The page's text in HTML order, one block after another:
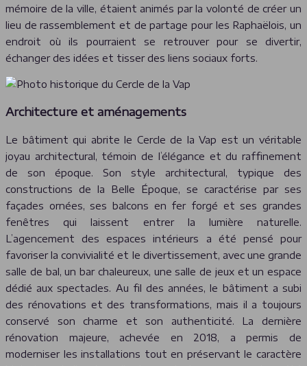
mémoire de la ville, étaient animés par la volonté de créer un
lieu de rassemblement et de partage pour les Raphaëlois, un
endroit où ils pourraient se retrouver pour se divertir,
échanger des idées et tisser des liens sociaux forts.
Architecture et aménagements
Le bâtiment qui abrite le Cercle de la Vap est un véritable
joyau architectural, témoin de l’élégance et du raffinement
de son époque. Son style architectural, typique des
constructions de la Belle Époque, se caractérise par ses
façades ornées, ses balcons en fer forgé et ses grandes
fenêtres qui laissent entrer la lumière naturelle.
L’agencement des espaces intérieurs a été pensé pour
favoriser la convivialité et le divertissement, avec une grande
salle de bal, un bar chaleureux, une salle de jeux et un espace
dédié aux spectacles. Au fil des années, le bâtiment a subi
des rénovations et des transformations, mais il a toujours
conservé son charme et son authenticité. La dernière
rénovation majeure, achevée en 2018, a permis de
moderniser les installations tout en préservant le caractère